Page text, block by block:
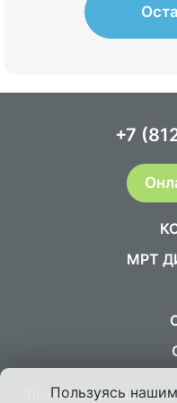
Политика в отношении
МРТ
+7
Пользуясь